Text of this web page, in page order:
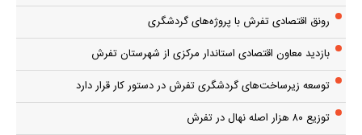
رونق اقتصادی تفرش با پروژه‌های گردشگری
بازدید معاون اقتصادی استاندار مرکزی از شهرستان تفرش
توسعه زیرساخت‌های گردشگری تفرش در دستور کار قرار دارد
توزیع ۸۰ هزار اصله نهال در تفرش